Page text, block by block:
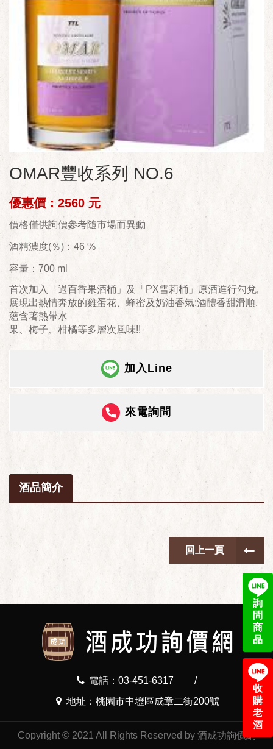
詢
問
商
品
收
購
老
酒
OMAR豐收系列 NO.6
優惠價：2560 元
價格僅供詢價參考隨市場而異動
酒精濃度(％)：46 %
容量：700 ml
首次加入「過百香果酒桶」及「PX雪莉桶」原酒進行勾兌,
展現出熱情奔放的雞蛋花、蜂蜜及奶油香氣;酒體香甜滑順,
蘊含著熱帶水
果、梅子、柑橘等多層次風味!!
加入Line
來電詢問
酒品簡介
回上一頁
電話：03-451-6317
/
地址：桃園市中壢區成章二街200號
Copyright © 2021 All Rights Reserved by 酒成功詢價網